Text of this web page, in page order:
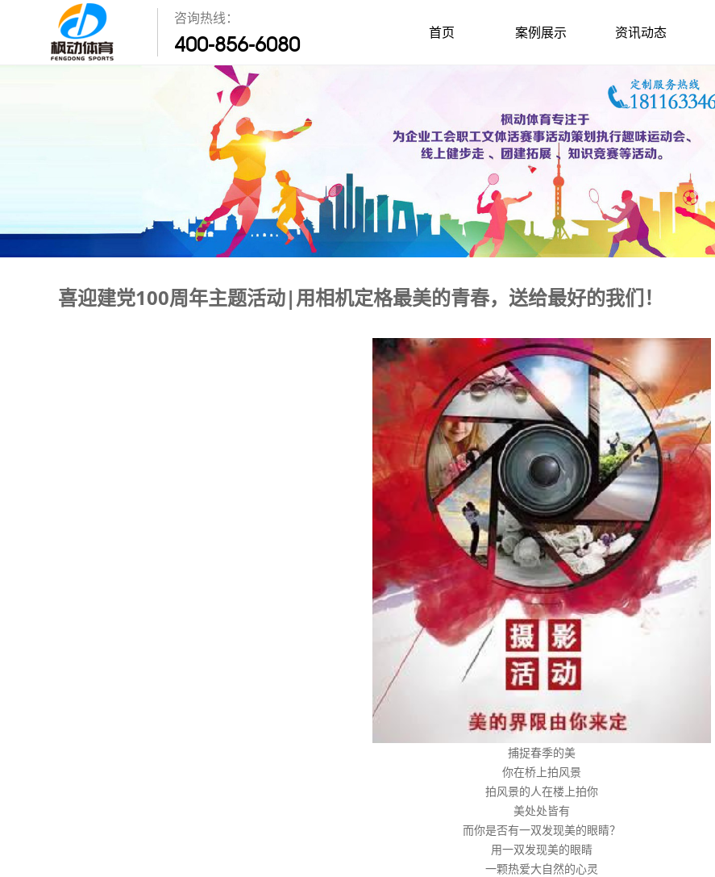
咨询热线：
400-856-6080 首页 案例展示 资讯动态
喜迎建党100周年主题活动|用相机定格最美的青春，送给最好的我们！
捕捉春季的美
你在桥上拍风景
拍风景的人在楼上拍你
美处处皆有
而你是否有一双发现美的眼睛？
用一双发现美的眼睛
一颗热爱大自然的心灵